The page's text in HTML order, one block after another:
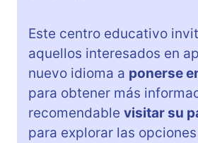
Este centro educativo
aquellos interesados en
nuevo idioma a ponerse
para obtener más
recomendable visitar su
para explorar las